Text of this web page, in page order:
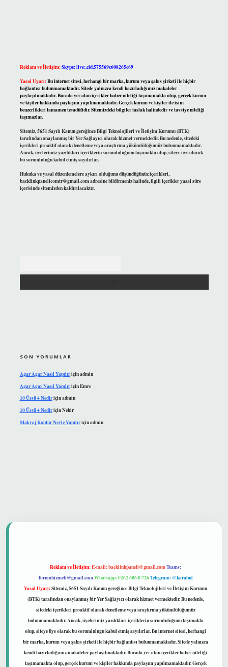
Reklam ve İletişim:Skype: live:.cid.575569c608265c69
Yasal Uyarı:Bu internet sitesi, herhangi bir marka, kurum veya şahıs şirketi ile hiçbir
bağlantısı bulunmamaktadır. Sitede yalnızca kendi hazırladığımız makaleler
paylaşılmaktadır. Burada yer alan içerikler haber niteliği taşımamakta olup, gerçek kurum
ve kişiler hakkında paylaşım yapılmamaktadır. Gerçek kurum ve kişiler ile isim
benzerlikleri tamamen tesadüfidir. Sitemizdeki bilgiler taslak halindedir ve tavsiye niteliği
taşımazlar.
Sitemiz, 5651 Sayılı Kanun gereğince Bilgi Teknolojileri ve İletişim Kurumu (BTK)
tarafından onaylanmış bir Yer Sağlayıcı olarak hizmet vermektedir. Bu nedenle, sitedeki
içerikleri proaktif olarak denetleme veya araştırma yükümlülüğümüz bulunmamaktadır.
Ancak, üyelerimiz yazdıkları içeriklerin sorumluluğunu taşımakta olup, siteye üye olarak
bu sorumluluğu kabul etmiş sayılırlar.
Hukuka ve yasal düzenlemelere aykırı olduğunu düşündüğünüz içerikleri,
backlinkpanelicomtr@gmail.comadresine bildirmeniz halinde, ilgili içerikler yasal süre
içerisinde sitemizden kaldırılacaktır.
SON YORUMLAR
Agar Agar Nasıl Yapılıriçinadmin
Agar Agar Nasıl YapılıriçinEmre
10 Üssü 4 Nediriçinadmin
10 Üssü 4 NediriçinNehir
Makyaj Kontür Neyle Yapılıriçinadmin
Reklam ve İletişim:E-mail:backlinkpaneli@gmail.comTeams:
forumhizmeti@gmail.comWhatsapp: 0262 606 0 726Telegram: @karabul
Yasal Uyarı:Sitemiz, 5651 Sayılı Kanun gereğince Bilgi Teknolojileri ve İletişim Kurumu
(BTK) tarafından onaylanmış bir Yer Sağlayıcı olarak hizmet vermektedir. Bu nedenle,
sitedeki içerikleri proaktif olarak denetleme veya araştırma yükümlülüğümüz
bulunmamaktadır. Ancak, üyelerimiz yazdıkları içeriklerin sorumluluğunu taşımakta
olup, siteye üye olarak bu sorumluluğu kabul etmiş sayılırlar. Bu internet sitesi, herhangi
bir marka, kurum veya şahıs şirketi ile hiçbir bağlantısı bulunmamaktadır. Sitede yalnızca
kendi hazırladığımız makaleler paylaşılmaktadır. Burada yer alan içerikler haber niteliği
taşımamakta olup, gerçek kurum ve kişiler hakkında paylaşım yapılmamaktadır. Gerçek